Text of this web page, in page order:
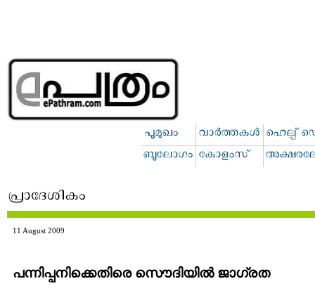
11 August 2009
പന്നിപ്പനിക്കെതിരെ സൌദിയില്‍ ജാഗ്രത